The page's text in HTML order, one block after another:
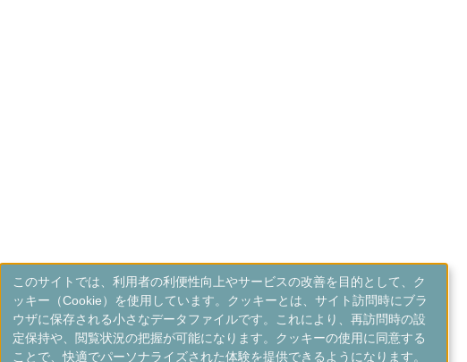
このサイトでは、利用者の利便性向上やサービスの改善を目的として、ク
ッキー（Cookie）を使用しています。クッキーとは、サイト訪問時にブラ
ウザに保存される小さなデータファイルです。これにより、再訪問時の設
定保持や、閲覧状況の把握が可能になります。クッキーの使用に同意する
ことで、快適でパーソナライズされた体験を提供できるようになります。